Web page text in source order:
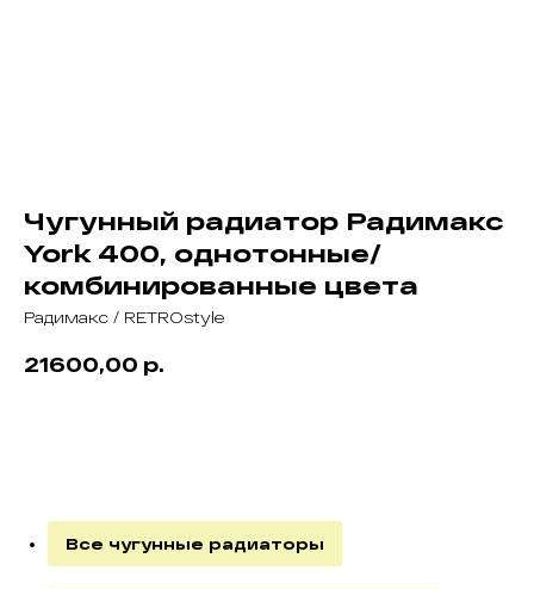
Чугунный радиатор Радимакс
York 400, однотонные/
комбинированные цвета
Радимакс / RETROstyle
21600,00 р.
Все чугунные радиаторы